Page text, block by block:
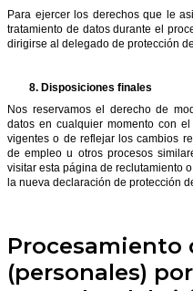
Para ejercer los derechos que le
tratamiento de datos durante el
dirigirse al delegado de protección
8. Disposiciones finales
Nos reservamos el derecho de
datos en cualquier momento con
vigentes o de reflejar los cambios
de empleo u otros procesos
visitar esta página de reclutamiento
la nueva declaración de protección
Procesamiento
(personales)